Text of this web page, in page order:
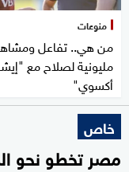
منوعات
من هي.. تفاعل
مليونية لصلاح مع
أكسوي"
خاص
مصر تخطو نحو